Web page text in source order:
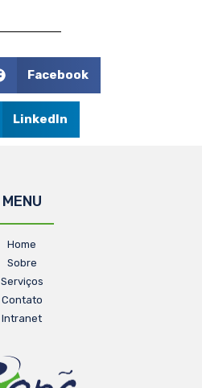
Facebook
LinkedIn
MENU
Home
Sobre
Serviços
Contato
Intranet